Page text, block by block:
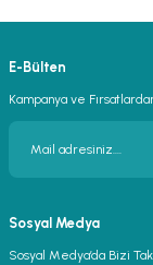
E-Bülten
Kampanya ve
Sosyal Medya
Sosyal Medya’da Bizi